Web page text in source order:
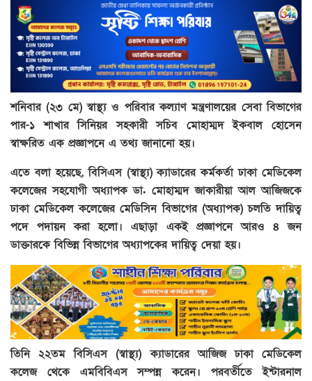
শনিবার (২৩ মে) স্বাস্থ্য ও পরিবার কল্যাণ মন্ত্রণালয়ের সেবা বিভাগের
পার-১ শাখার সিনিয়র সহকারী সচিব মোহাম্মদ ইকবাল হোসেন
স্বাক্ষরিত এক প্রজ্ঞাপনে এ তথ্য জানানো হয়।
এতে বলা হয়েছে, বিসিএস (স্বাস্থ্য) ক্যাডারের কর্মকর্তা ঢাকা মেডিকেল
কলেজের সহযোগী অধ্যাপক ডা. মোহাম্মদ জাকারীয়া আল আজিজকে
ঢাকা মেডিকেল কলেজের মেডিসিন বিভাগের (অধ্যাপক) চলতি দায়িত্ব
পদে পদায়ন করা হলো। এছাড়া একই প্রজ্ঞাপনে আরও ৪ জন
ডাক্তারকে বিভিন্ন বিভাগের অধ্যাপকের দায়িত্ব দেয়া হয়।
তিনি ২২তম বিসিএস (স্বাস্থ্য) ক্যাডারের আজিজ ঢাকা মেডিকেল
কলেজ থেকে এমবিবিএস সম্পন্ন করেন। পরবর্তীতে ইন্টারনাল